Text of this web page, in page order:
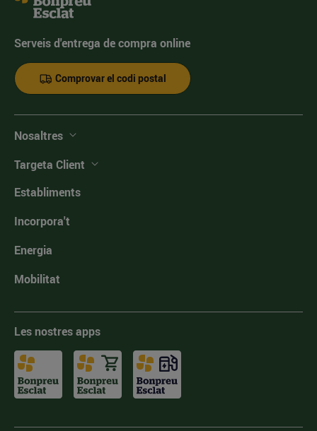
Serveis d'entrega de compra online
Comprovar el codi postal
Nosaltres
Targeta Client
Establiments
Incorpora't
Energia
Mobilitat
Les nostres apps